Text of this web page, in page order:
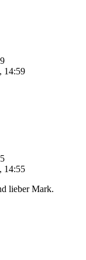
14:59
14:55
lieber Mark.